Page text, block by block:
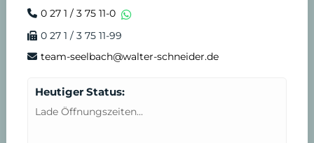
0 27 1 / 3 75 11-0
0 27 1 / 3 75 11-99
team-seelbach@walter-schneider.de
Heutiger Status:
Lade Öffnungszeiten...